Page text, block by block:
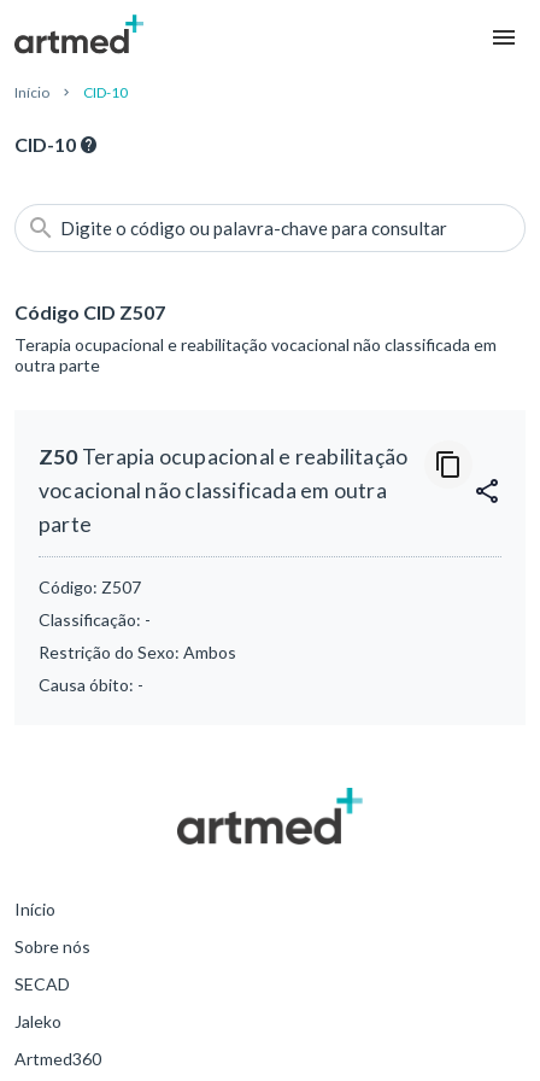
Início CID-10
CID-10
Digite o código ou palavra-chave para consultar
Código CID Z507
Terapia ocupacional e reabilitação vocacional não classificada em
outra parte
Z50Terapia ocupacional e reabilitação
vocacional não classificada em outra
parte
Código: Z507
Classificação: -
Restrição do Sexo: Ambos
Causa óbito: -
Início
Sobre nós
SECAD
Jaleko
Artmed360